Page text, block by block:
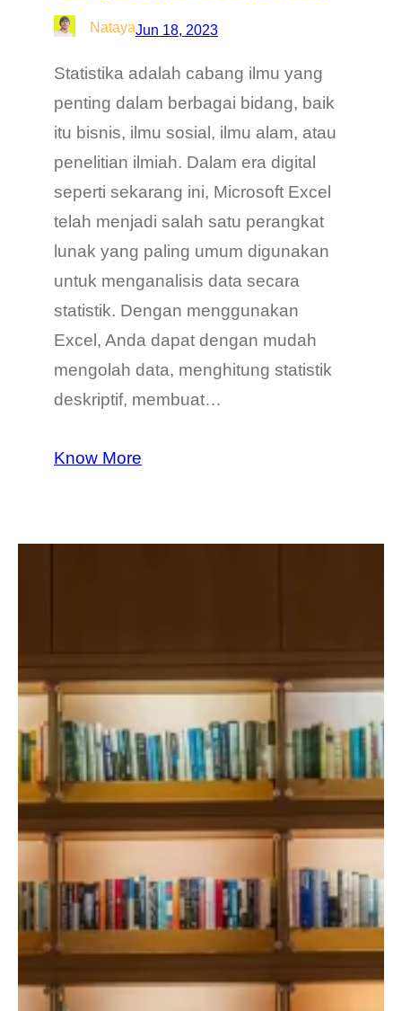
NatayaJun 18, 2023
Statistika adalah cabang ilmu yang
penting dalam berbagai bidang, baik
itu bisnis, ilmu sosial, ilmu alam, atau
penelitian ilmiah. Dalam era digital
seperti sekarang ini, Microsoft Excel
telah menjadi salah satu perangkat
lunak yang paling umum digunakan
untuk menganalisis data secara
statistik. Dengan menggunakan
Excel, Anda dapat dengan mudah
mengolah data, menghitung statistik
deskriptif, membuat…
Know More